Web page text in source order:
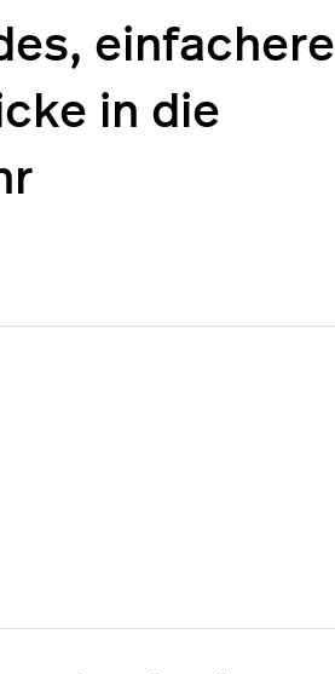
einfachere
in die